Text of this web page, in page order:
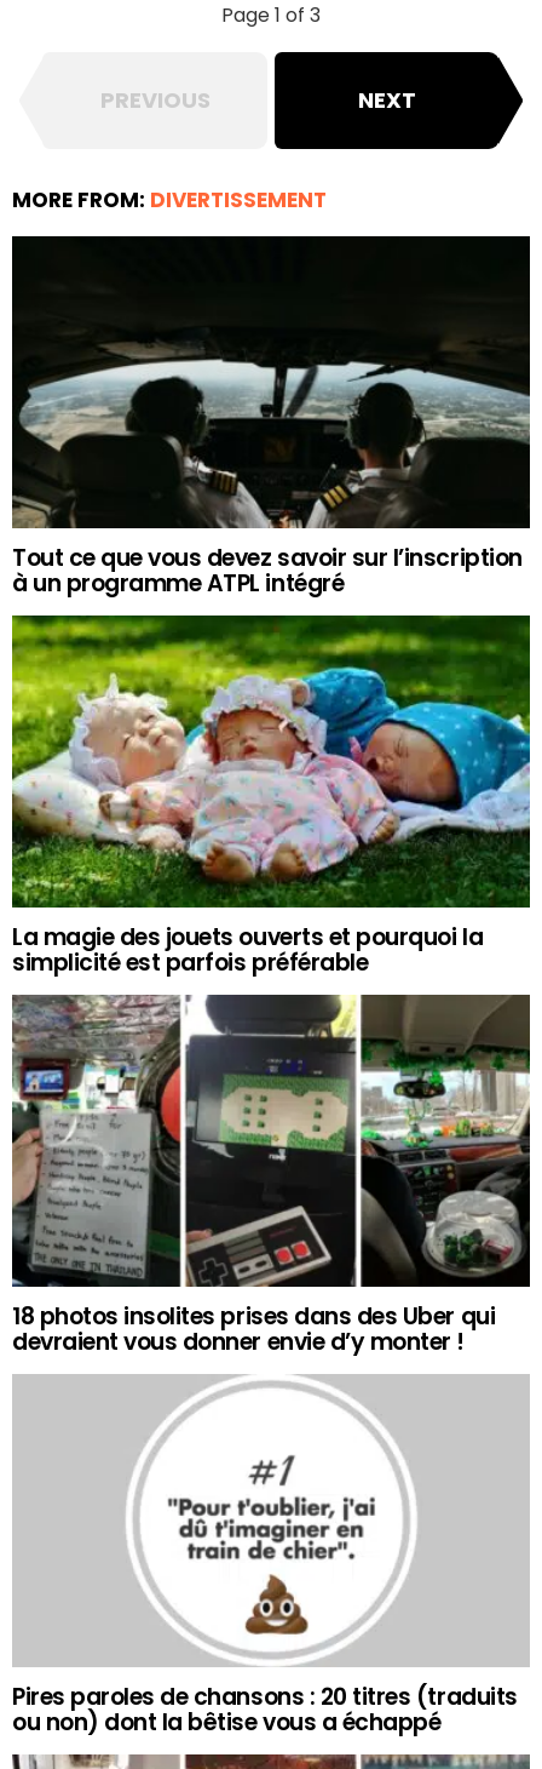
Page 1 of 3
PREVIOUS NEXT
MORE FROM: DIVERTISSEMENT
Tout ce que vous devez savoir sur l’inscription
à un programme ATPL intégré
La magie des jouets ouverts et pourquoi la
simplicité est parfois préférable
18 photos insolites prises dans des Uber qui
devraient vous donner envie d’y monter !
Pires paroles de chansons : 20 titres (traduits
ou non) dont la bêtise vous a échappé